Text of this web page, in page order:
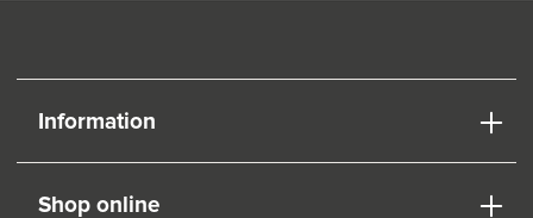
Information
Shop online